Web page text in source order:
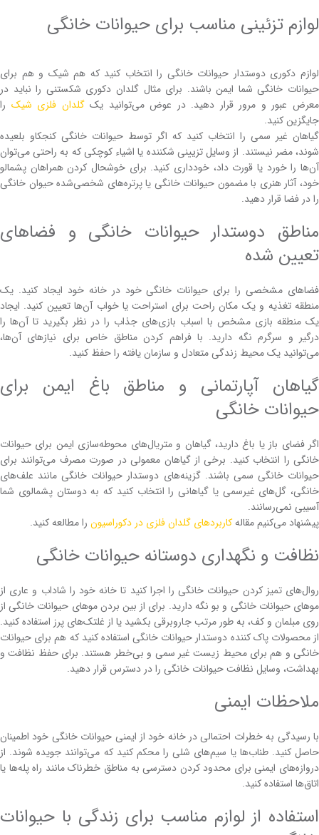
لوازم تزئینی مناسب برای حیوانات خانگی
لوازم دکوری دوستدار حیوانات خانگی را انتخاب کنید که هم شیک و هم برای
حیوانات خانگی شما ایمن باشند. برای مثال گلدان دکوری شکستنی را نباید در
معرض عبور و مرور قرار دهید. در عوض می‌توانید یکگلدان فلزی شیک را
جایگزین کنید.
گیاهان غیر سمی را انتخاب کنید که اگر توسط حیوانات خانگی کنجکاو بلعیده
شوند، مضر نیستند. از وسایل تزیینی شکننده یا اشیاء کوچکی که به راحتی می‌توان
آن‌ها را خورد یا قورت داد، خودداری کنید. برای خوشحال کردن همراهان پشمالو
خود، آثار هنری با مضمون حیوانات خانگی یا پرتره‌های شخصی‌شده حیوان خانگی
را در فضا قرار دهید.
مناطق دوستدار حیوانات خانگی و فضاهای
تعیین شده
فضاهای مشخصی را برای حیوانات خانگی خود در خانه خود ایجاد کنید. یک
منطقه تغذیه و یک مکان راحت برای استراحت یا خواب آن‌ها تعیین کنید. ایجاد
یک منطقه بازی مشخص با اسباب بازی‌های جذاب را در نظر بگیرید تا آن‌ها را
درگیر و سرگرم نگه دارید. با فراهم کردن مناطق خاص برای نیازهای آن‌ها،
می‌توانید یک محیط زندگی متعادل و سازمان یافته را حفظ کنید.
گیاهان آپارتمانی و مناطق باغ ایمن برای
حیوانات خانگی
اگر فضای باز یا باغ دارید، گیاهان و متریال‌های محوطه‌سازی ایمن برای حیوانات
خانگی را انتخاب کنید. برخی از گیاهان معمولی در صورت مصرف می‌توانند برای
حیوانات خانگی سمی باشند. گزینه‌های دوستدار حیوانات خانگی مانند علف‌های
خانگی، گل‌های غیرسمی یا گیاهانی را انتخاب کنید که به دوستان پشمالوی شما
آسیبی نمی‌رسانند.
پیشنهاد می‌کنیم مقالهکاربردهای گلدان فلزی در دکوراسیون را مطالعه کنید.
نظافت و نگهداری دوستانه حیوانات خانگی
روال‌های تمیز کردن حیوانات خانگی را اجرا کنید تا خانه خود را شاداب و عاری از
موهای حیوانات خانگی و بو نگه دارید. برای از بین بردن موهای حیوانات خانگی از
روی مبلمان و کف، به طور مرتب جاروبرقی بکشید یا از غلتک‌های پرز استفاده کنید.
از محصولات پاک کننده دوستدار حیوانات خانگی استفاده کنید که هم برای حیوانات
خانگی و هم برای محیط زیست غیر سمی و بی‌خطر هستند. برای حفظ نظافت و
بهداشت، وسایل نظافت حیوانات خانگی را در دسترس قرار دهید.
ملاحظات ایمنی
با رسیدگی به خطرات احتمالی در خانه خود از ایمنی حیوانات خانگی خود اطمینان
حاصل کنید. طناب‌ها یا سیم‌های شلی را محکم کنید که می‌توانند جویده شوند. از
دروازه‌های ایمنی برای محدود کردن دسترسی به مناطق خطرناک مانند راه پله‌ها یا
اتاق‌ها استفاده کنید.
استفاده از لوازم مناسب برای زندگی با حیوانات